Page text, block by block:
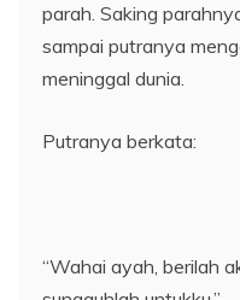
parah. Saking
sampai putranya
meninggal dunia.
Putranya berkata:
“Wahai ayah, berilah